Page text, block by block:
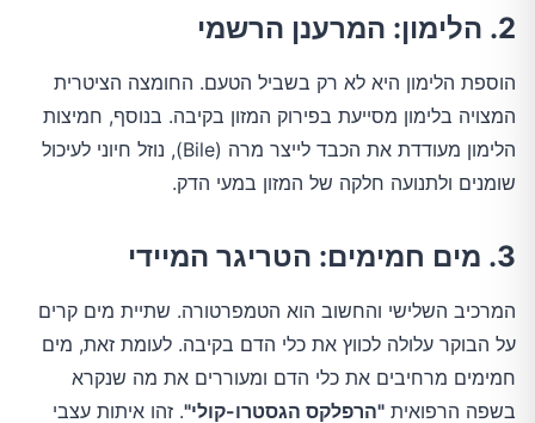
2. הלימון: המרענן הרשמי
הוספת הלימון היא לא רק בשביל הטעם. החומצה הציטרית
המצויה בלימון מסייעת בפירוק המזון בקיבה. בנוסף, חמיצות
הלימון מעודדת את הכבד לייצר מרה (Bile), נוזל חיוני לעיכול
שומנים ולתנועה חלקה של המזון במעי הדק.
3. מים חמימים: הטריגר המיידי
המרכיב השלישי והחשוב הוא הטמפרטורה. שתיית מים קרים
על הבוקר עלולה לכווץ את כלי הדם בקיבה. לעומת זאת, מים
חמימים מרחיבים את כלי הדם ומעוררים את מה שנקרא
בשפה הרפואית "הרפלקס הגסטרו-קולי". זהו איתות עצבי